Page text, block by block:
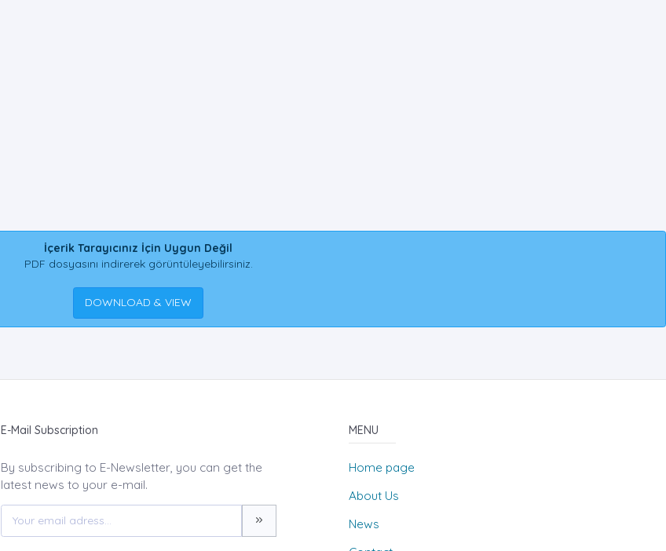
İçerik Tarayıcınız İçin Uygun Değil
PDF dosyasını indirerek görüntüleyebilirsiniz.
DOWNLOAD & VIEW
E-Mail Subscription
By subscribing to E-Newsletter, you can get the
latest news to your e-mail.
MENU
Home page
About Us
News